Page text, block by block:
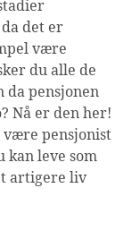
det er
være
du alle de
da pensjonen
Nå er den her!
være pensjonist
kan leve som
artigere liv